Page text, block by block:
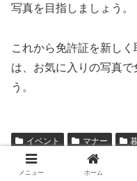
写真を目指しましょう。
これから免許証を新し
は、お気に入りの写真
う。
イベント マナー
メニュー ホーム